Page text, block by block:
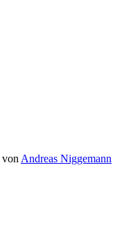
von Andreas Niggemann